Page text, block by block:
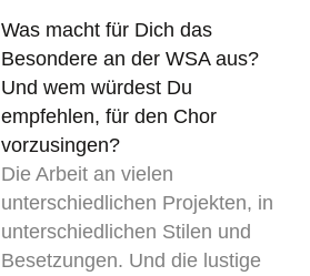
Was macht für Dich das
Besondere an der WSA aus?
Und wem würdest Du
empfehlen, für den Chor
vorzusingen?
Die Arbeit an vielen
unterschiedlichen Projekten, in
unterschiedlichen Stilen und
Besetzungen. Und die lustige